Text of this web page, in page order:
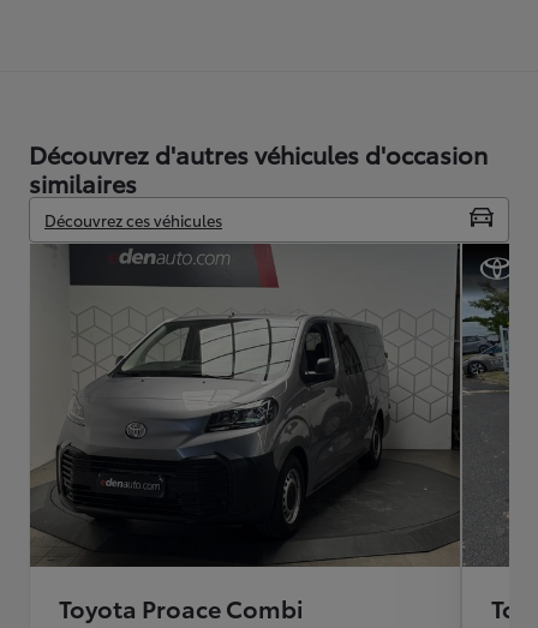
Découvrez d'autres véhicules d'occasion
similaires
Découvrez ces véhicules
Toyota Proace Combi